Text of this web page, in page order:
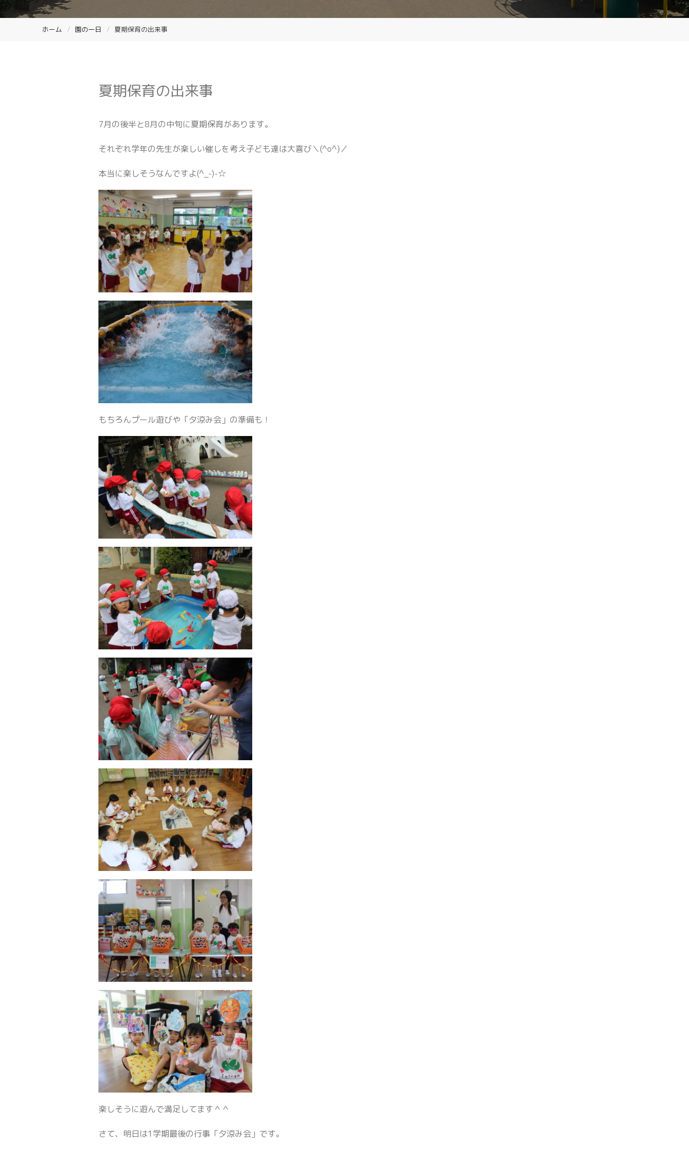
ホーム 園の一日 夏期保育の出来事
夏期保育の出来事
7月の後半と8月の中旬に夏期保育があります。
それぞれ学年の先生が楽しい催しを考え子ども達は大喜び＼(^o^)／
本当に楽しそうなんですよ(^_-)-☆
もちろんプール遊びや「夕涼み会」の準備も！
楽しそうに遊んで満足してます＾＾
さて、明日は1学期最後の行事「夕涼み会」です。